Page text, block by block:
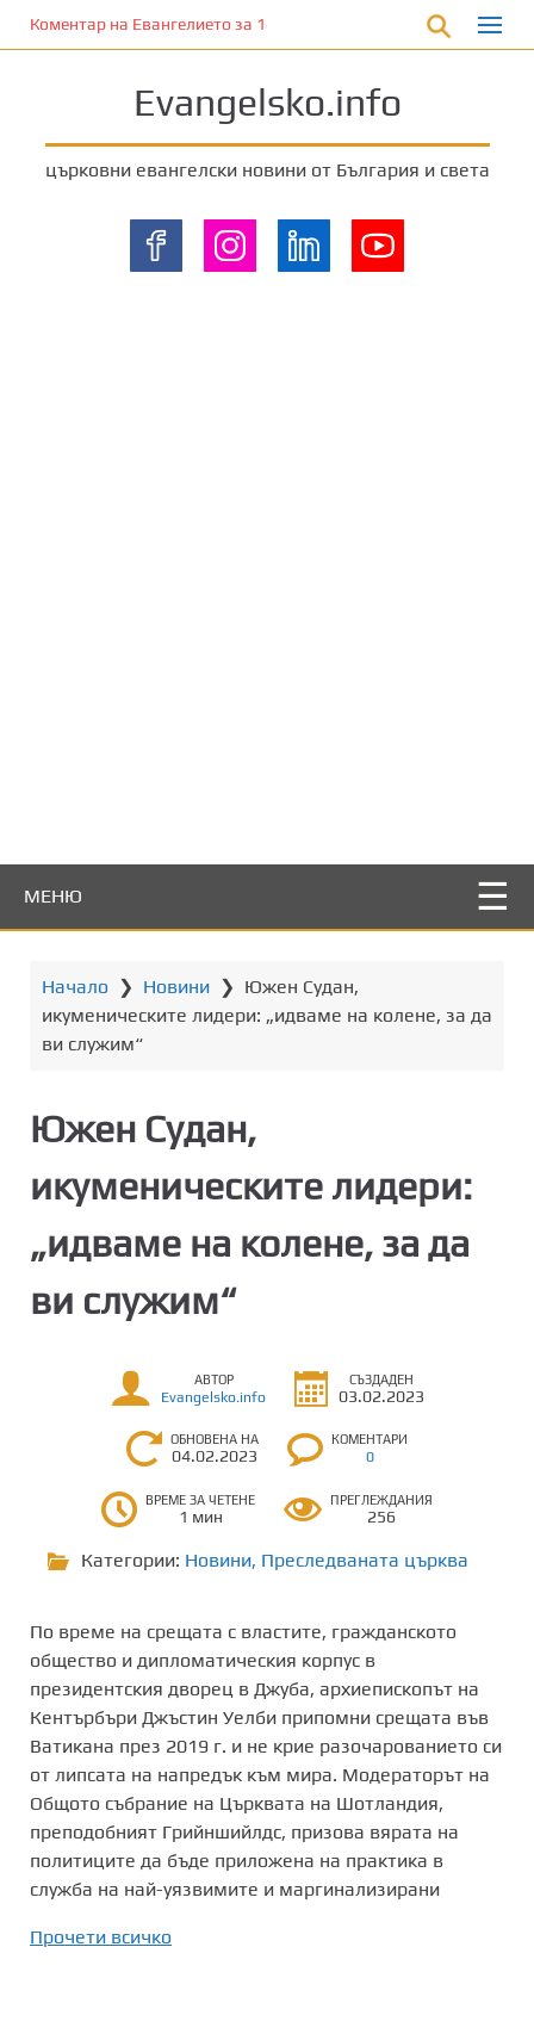
е
Коментар на Евангелието за 18 август 2024 г. от отец Йоан
Evangelsko.info
църковни евангелски новини от България и света
МЕНЮ
Начало ❯ Новини ❯ Южен Судан,
икуменическите лидери: „идваме на колене, за да
ви служим“
Южен Судан,
икуменическите лидери:
„идваме на колене, за да
ви служим“
АВТОР
Evangelsko.info
СЪЗДАДЕН
03.02.2023
ОБНОВЕНА НА
04.02.2023
КОМЕНТАРИ
0
ВРЕМЕ ЗА ЧЕТЕНЕ
1 мин
ПРЕГЛЕЖДАНИЯ
256
Категории: Новини, Преследваната църква
По време на срещата с властите, гражданското
общество и дипломатическия корпус в
президентския дворец в Джуба, архиепископът на
Кентърбъри Джъстин Уелби припомни срещата във
Ватикана през 2019 г. и не крие разочарованието си
от липсата на напредък към мира. Модераторът на
Общото събрание на Църквата на Шотландия,
преподобният Грийншийлдс, призова вярата на
политиците да бъде приложена на практика в
служба на най-уязвимите и маргинализирани
Прочети всичко